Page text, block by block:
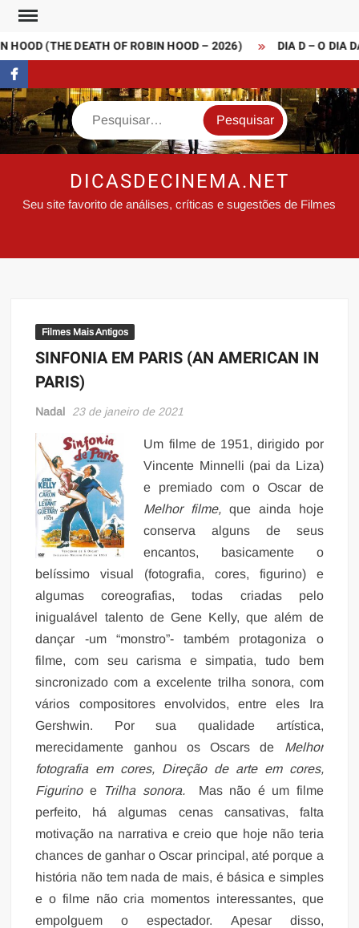
Skip
content(THE DEATH OF ROBIN HOOD – 2026) DIA D – O DIA
FaceBook
Search
DICASDECINEMA.NET
Seu site favorito de análises, críticas e sugestões de Filmes
Filmes Mais Antigos
SINFONIA EM PARIS (AN AMERICAN IN
PARIS)
Nadal 23 de janeiro de 2021
Um filme de 1951, dirigido por
Vincente Minnelli (pai da Liza)
e premiado com o Oscar de
Melhor filme, que ainda hoje
conserva alguns de seus
encantos, basicamente o
belíssimo visual (fotografia, cores, figurino) e
algumas coreografias, todas criadas pelo
inigualável talento de Gene Kelly, que além de
dançar -um “monstro”- também protagoniza o
filme, com seu carisma e simpatia, tudo bem
sincronizado com a excelente trilha sonora, com
vários compositores envolvidos, entre eles Ira
Gershwin. Por sua qualidade artística,
merecidamente ganhou os Oscars de Melhor
fotografia em cores, Direção de arte em cores,
Figurinoe Trilha sonora.
Mas não é um filme
perfeito, há algumas cenas cansativas, falta
motivação na narrativa e creio que hoje não teria
chances de ganhar o Oscar principal, até porque a
história não tem nada de mais, é básica e simples
e o filme não cria momentos interessantes, que
empolguem o espectador. Apesar disso,